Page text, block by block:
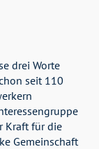
drei Worte
seit 110
Kraft für die
Gemeinschaft